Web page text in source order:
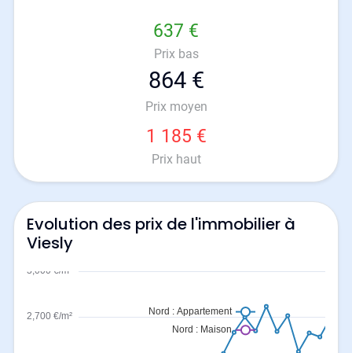
637 €
Prix bas
864 €
Prix moyen
1 185 €
Prix haut
Evolution des prix de l'immobilier à
Viesly